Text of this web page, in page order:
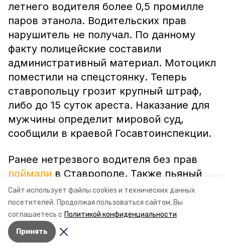
Сайт использует файлы cookies и технических данных
посетителей. Продолжая пользоваться сайтом, Вы
соглашаетесь с Политикой конфиденциальности
Принять
летнего водителя более 0,5 промилле
паров этанола. Водительских прав
нарушитель не получал. По данному
факту полицейские составили
административный материал. Мотоцикл
поместили на спецстоянку. Теперь
ставропольцу грозит крупный штраф,
либо до 15 суток ареста. Наказание для
мужчины определит мировой суд,
сообщили в краевой Госавтоинспекции.
Ранее нетрезвого водителя без прав
поймали в Ставрополе. Также пьяный
мотоциклистпопалсяавтоинспекторам
в Грачёвском районе.
Авторы: Ольга Дьякова